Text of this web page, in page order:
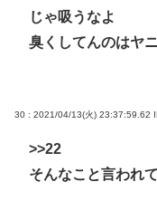
じゃ吸うなよ
臭くしてんのはヤ
30 : 2021/04/13(火) 23:37:59.62
>>22
そんなこと言われ